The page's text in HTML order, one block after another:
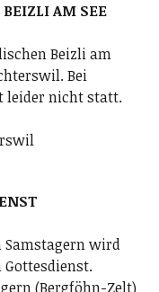
AM SEE
Beizli am
Bei
leider nicht statt.
Samstagern wird
(Bergföhn-Zelt)